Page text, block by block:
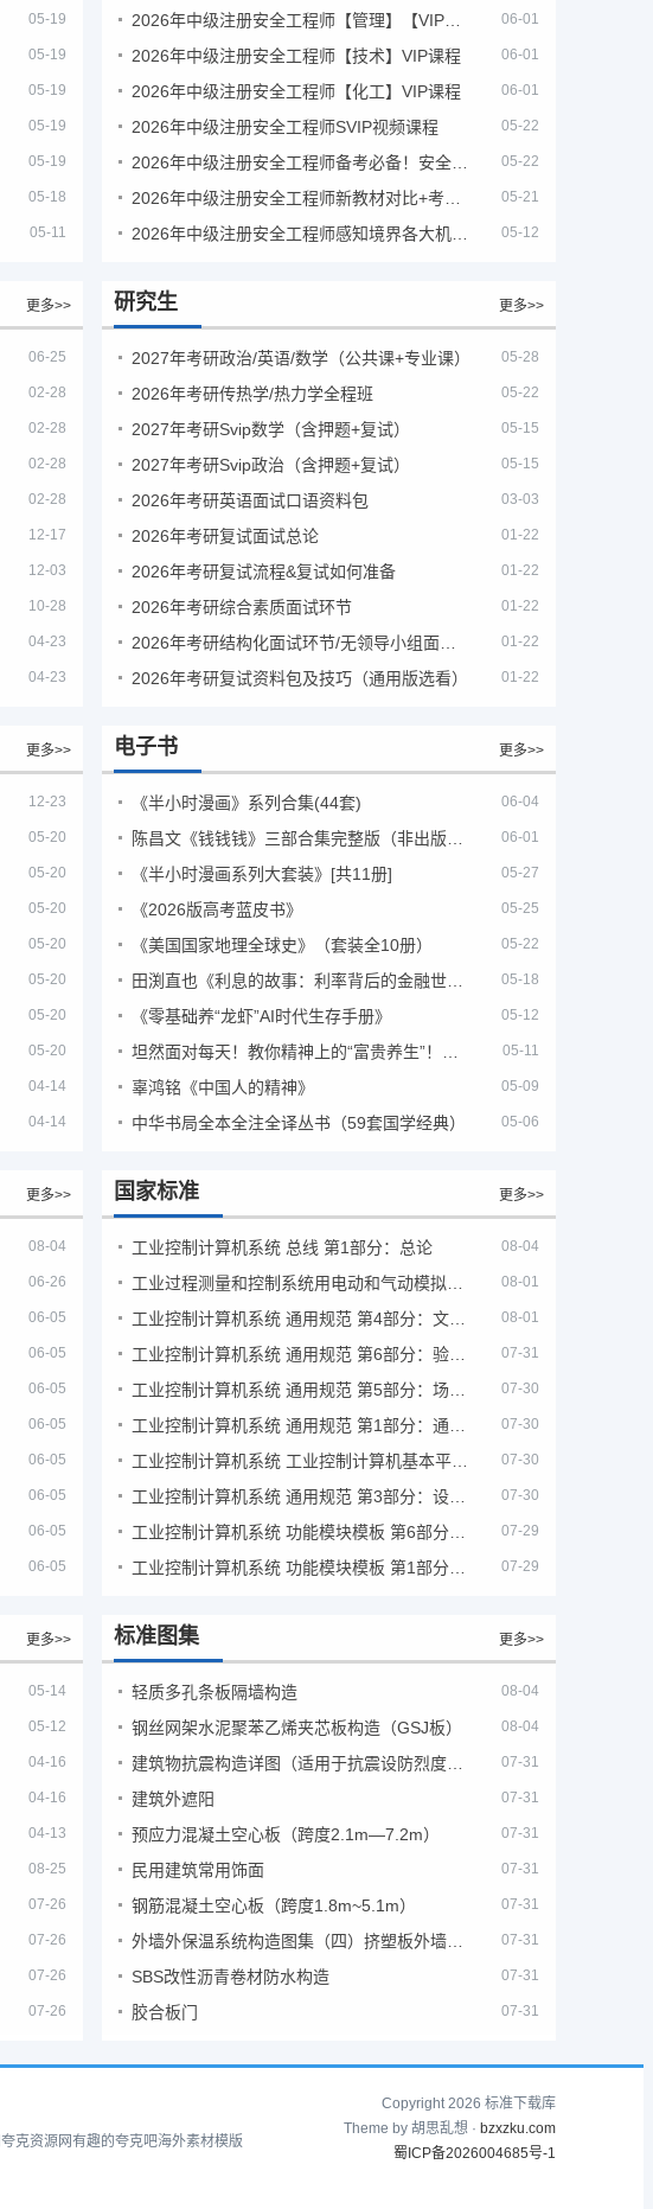
05-19
05-19
05-19
05-19
05-19
05-18
05-11
06-01
2026年中级注册安全工程师【技术】VIP课程 06-01
2026年中级注册安全工程师【化工】VIP课程 06-01
2026年中级注册安全工程师SVIP视频课程 05-22
05-22
05-21
05-12
更多>>
06-25
02-28
02-28
02-28
02-28
12-17
12-03
10-28
04-23
04-23
研究生 更多>>
2027年考研政治/英语/数学（公共课+专业课） 05-28
2026年考研传热学/热力学全程班 05-22
2027年考研Svip数学（含押题+复试） 05-15
2027年考研Svip政治（含押题+复试） 05-15
2026年考研英语面试口语资料包 03-03
2026年考研复试面试总论 01-22
2026年考研复试流程&复试如何准备 01-22
2026年考研综合素质面试环节 01-22
01-22
2026年考研复试资料包及技巧（通用版选看） 01-22
更多>>
12-23
05-20
05-20
05-20
05-20
05-20
05-20
05-20
04-14
04-14
电子书 更多>>
《半小时漫画》系列合集(44套) 06-04
06-01
《半小时漫画系列大套装》[共11册] 05-27
《2026版高考蓝皮书》 05-25
《美国国家地理全球史》（套装全10册） 05-22
05-18
《零基础养“龙虾”AI时代生存手册》 05-12
05-11
辜鸿铭《中国人的精神》 05-09
中华书局全本全注全译丛书（59套国学经典） 05-06
更多>>
08-04
06-26
06-05
06-05
06-05
06-05
06-05
06-05
06-05
06-05
国家标准 更多>>
工业控制计算机系统 总线 第1部分：总论 08-04
08-01
08-01
07-31
07-30
07-30
07-30
07-30
07-29
07-29
更多>>
05-14
05-12
04-16
04-16
04-13
08-25
07-26
07-26
07-26
07-26
标准图集 更多>>
轻质多孔条板隔墙构造 08-04
钢丝网架水泥聚苯乙烯夹芯板构造（GSJ板） 08-04
07-31
建筑外遮阳 07-31
预应力混凝土空心板（跨度2.1m—7.2m） 07-31
民用建筑常用饰面 07-31
钢筋混凝土空心板（跨度1.8m~5.1m） 07-31
07-31
SBS改性沥青卷材防水构造 07-31
胶合板门 07-31
夸克资源网有趣的夸克吧海外素材模版
Copyright 2026 标准下载库
Theme by 胡思乱想 · bzxzku.com
蜀ICP备2026004685号-1